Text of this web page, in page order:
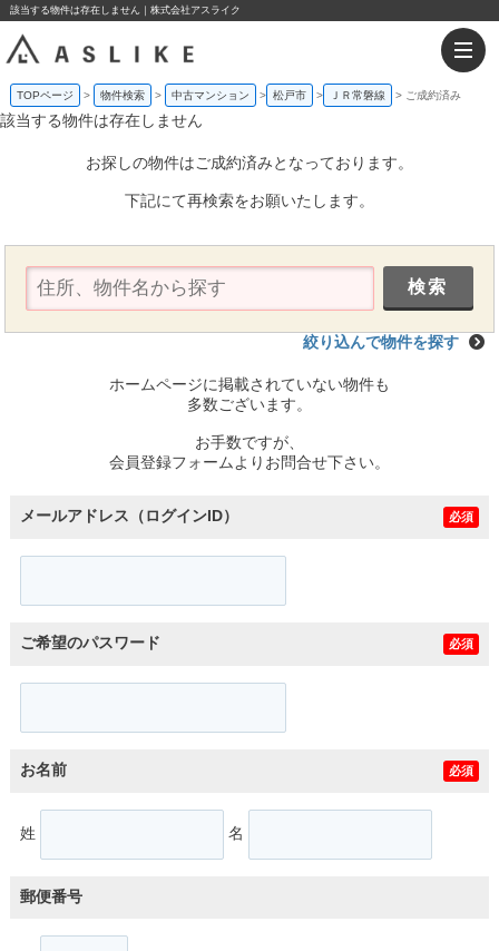
該当する物件は存在しません｜株式会社アスライク
TOPページ 物件検索 中古マンション 松戸市 ＪＲ常磐線 ご成約済み
該当する物件は存在しません
お探しの物件はご成約済みとなっております。
下記にて再検索をお願いたします。
絞り込んで物件を探す
ホームページに掲載されていない物件も
多数ございます。
お手数ですが、
会員登録フォームよりお問合せ下さい。
メールアドレス（ログインID） 必須
ご希望のパスワード 必須
お名前 必須
姓 名
郵便番号